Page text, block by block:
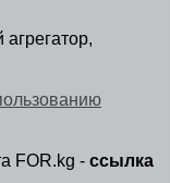
FOR.kg - ссылка